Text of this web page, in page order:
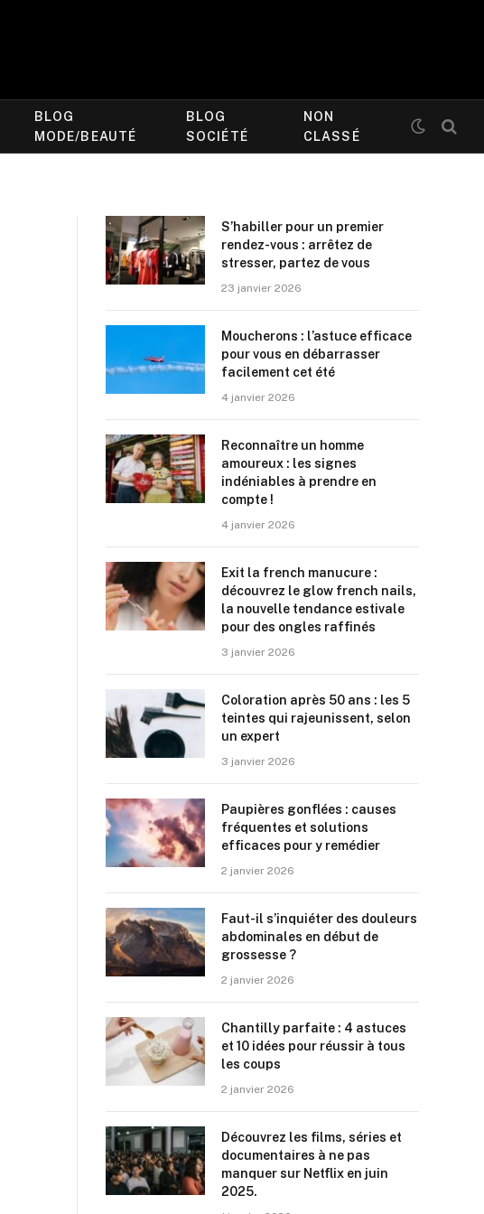
BLOG
MODE/BEAUTÉ
BLOG
SOCIÉTÉ
NON
CLASSÉ
S’habiller pour un premier
rendez-vous : arrêtez de
stresser, partez de vous
23 janvier 2026
Moucherons : l’astuce efficace
pour vous en débarrasser
facilement cet été
4 janvier 2026
Reconnaître un homme
amoureux : les signes
indéniables à prendre en
compte !
4 janvier 2026
Exit la french manucure :
découvrez le glow french nails,
la nouvelle tendance estivale
pour des ongles raffinés
3 janvier 2026
Coloration après 50 ans : les 5
teintes qui rajeunissent, selon
un expert
3 janvier 2026
Paupières gonflées : causes
fréquentes et solutions
efficaces pour y remédier
2 janvier 2026
Faut-il s’inquiéter des douleurs
abdominales en début de
grossesse ?
2 janvier 2026
Chantilly parfaite : 4 astuces
et 10 idées pour réussir à tous
les coups
2 janvier 2026
Découvrez les films, séries et
documentaires à ne pas
manquer sur Netflix en juin
2025.